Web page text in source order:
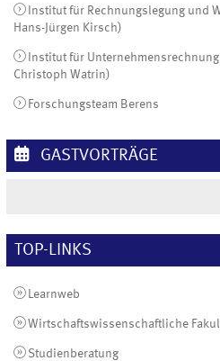
Institut für Rechnungslegung und
Hans-Jürgen Kirsch)
Institut für
Christoph Watrin)
Forschungsteam Berens
GASTVORTRÄGE
TOP-LINKS
Learnweb
Wirtschaftswissenschaftliche
Studienberatung